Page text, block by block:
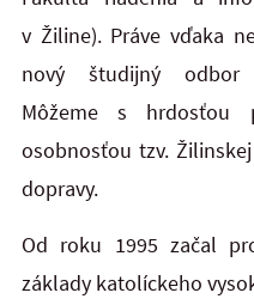
v Žiline). Práve vďaka
nový študijný odbor
Môžeme s hrdosťou
osobnosťou tzv.
dopravy.
Od roku 1995 začal
základy katolíckeho